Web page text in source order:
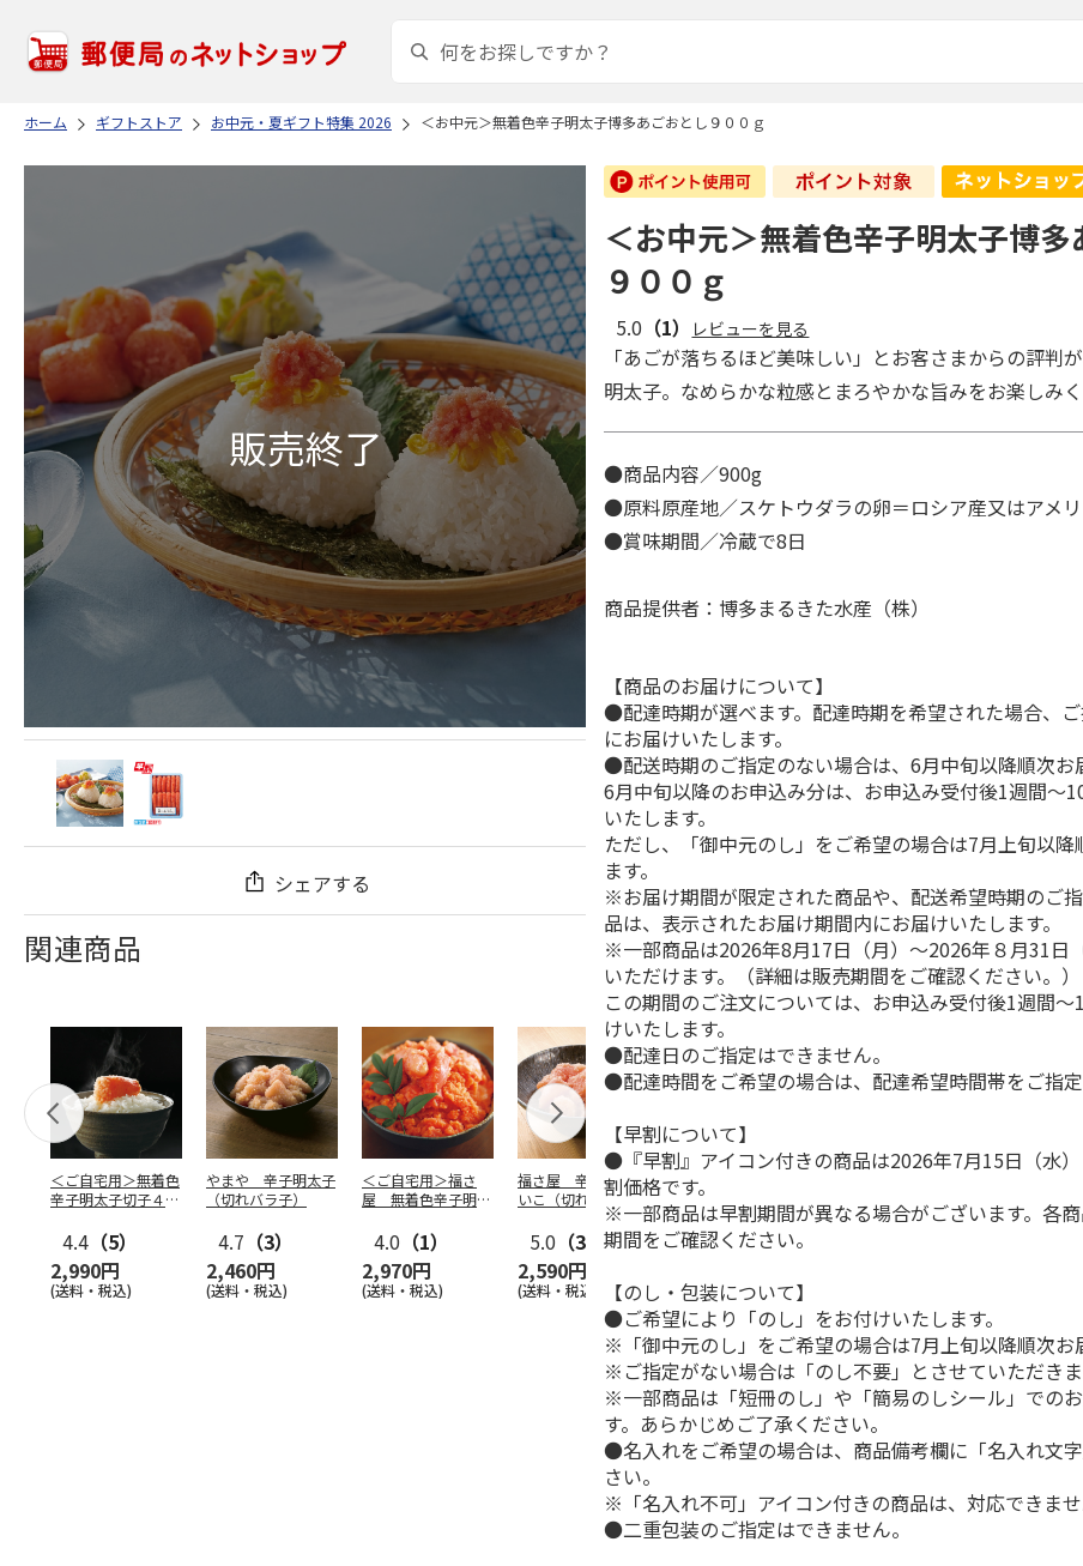
ホーム ギフトストア お中元・夏ギフト特集 2026 ＜お中元＞無着色辛子明太子博多あごおとし９００ｇ
シェアする
関連商品
＜ご自宅用＞無着色
辛子明太子切子４６
4.4 （5）
2,990円
(送料・税込)
やまや 辛子明太子
（切れバラ子）
4.7 （3）
2,460円
(送料・税込)
＜ご自宅用＞福さ
屋 無着色辛子明太
4.0 （1）
2,970円
(送料・税込)
福さ屋 辛子めんた
いこ（切れバラ子）
5.0 （3）
2,590円
(送料・税込)
＜お中元＞辛子明太
子
(送料・税込)
し辛子明太子
＜お中元＞無着色辛子明太子博多
９００ｇ
5.0 （1） レビューを見る
「あごが落ちるほど美味しい」とお客さまからの評判
明太子。なめらかな粒感とまろやかな旨みをお楽しみく
●商品内容／900g
●原料原産地／スケトウダラの卵＝ロシア産又はアメ
●賞味期間／冷蔵で8日
商品提供者：博多まるきた水産（株）
【商品のお届けについて】
●配達時期が選べます。配達時期を希望された場合、
にお届けいたします。
●配送時期のご指定のない場合は、6月中旬以降順次お
6月中旬以降のお申込み分は、お申込み受付後1週間～
いたします。
ただし、「御中元のし」をご希望の場合は7月上旬以降
ます。
※お届け期間が限定された商品や、配送希望時期のご
品は、表示されたお届け期間内にお届けいたします。
※一部商品は2026年8月17日（月）～2026年８月31日
いただけます。（詳細は販売期間をご確認ください。）
この期間のご注文については、お申込み受付後1週間～
けいたします。
●配達日のご指定はできません。
●配達時間をご希望の場合は、配達希望時間帯をご指定
【早割について】
●『早割』アイコン付きの商品は2026年7月15日（水
割価格です。
※一部商品は早割期間が異なる場合がございます。各
期間をご確認ください。
【のし・包装について】
●ご希望により「のし」をお付けいたします。
※「御中元のし」をご希望の場合は7月上旬以降順次お
※ご指定がない場合は「のし不要」とさせていただきま
※一部商品は「短冊のし」や「簡易のしシール」での
す。あらかじめご了承ください。
●名入れをご希望の場合は、商品備考欄に「名入れ文
さい。
※「名入れ不可」アイコン付きの商品は、対応できませ
●二重包装のご指定はできません。